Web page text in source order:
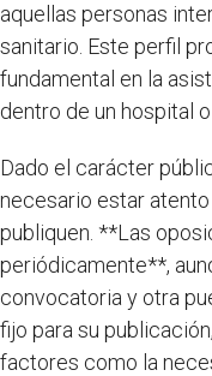
aquellas personas
sanitario. Este perfil
fundamental en la
dentro de un hospital
Dado el carácter
necesario estar
publiquen. **Las
periódicamente**,
convocatoria y otra
fijo para su
factores como la